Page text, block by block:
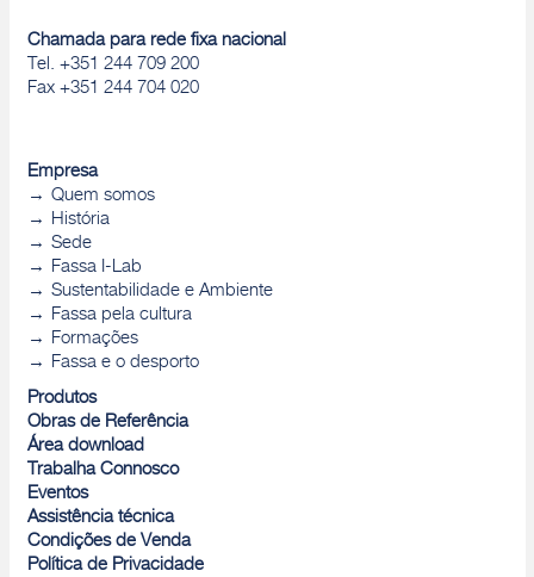
Chamada para rede fixa nacional
Tel. +351 244 709 200
Fax +351 244 704 020
Empresa
Quem somos
História
Sede
Fassa I-Lab
Sustentabilidade e Ambiente
Fassa pela cultura
Formações
Fassa e o desporto
Produtos
Obras de Referência
Área download
Trabalha Connosco
Eventos
Assistência técnica
Condições de Venda
Política de Privacidade